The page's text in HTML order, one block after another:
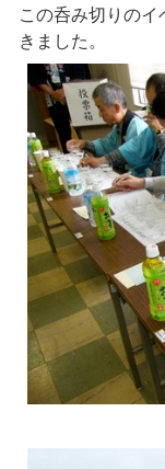
この呑み切りの
きました。